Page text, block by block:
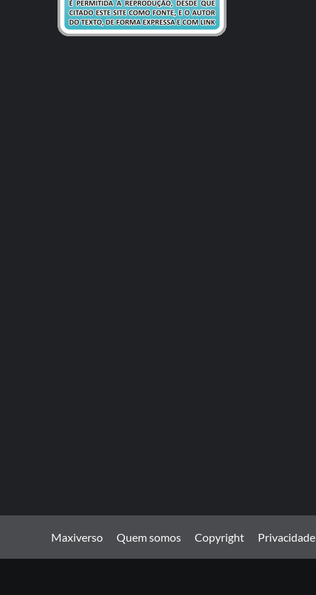
Maxiverso Quem somos Copyright Privacidade